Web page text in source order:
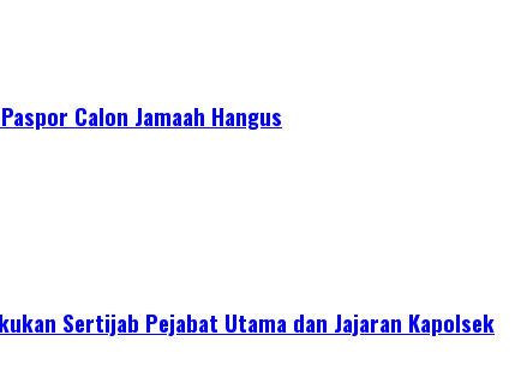
Calon Jamaah Hangus
Sertijab Pejabat Utama dan Jajaran Kapolsek